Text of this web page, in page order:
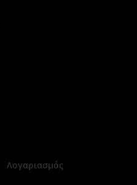
Λογαριασμός